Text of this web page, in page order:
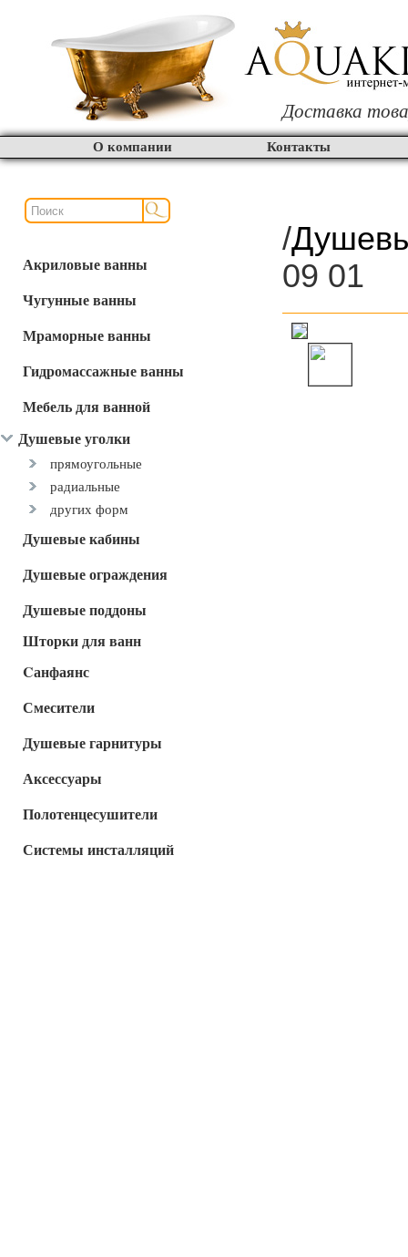
Доставка
О компании Контакты
Акриловые ванны
Чугунные ванны
Мраморные ванны
Гидромассажные ванны
Мебель для ванной
Душевые уголки
прямоугольные
радиальные
других форм
Душевые кабины
Душевые ограждения
Душевые поддоны
Шторки для ванн
Cанфаянс
Смесители
Душевые гарнитуры
Аксессуары
Полотенцесушители
Системы инсталляций
/
09 01